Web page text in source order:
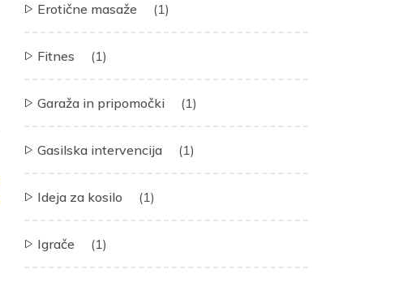
Erotične masaže (1)
Fitnes (1)
Garaža in pripomočki (1)
Gasilska intervencija (1)
Ideja za kosilo (1)
Igrače (1)